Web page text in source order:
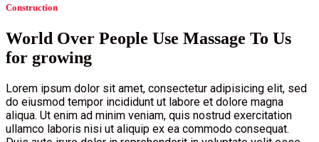
Construction
World Over People Use Massage To Us
for growing
Lorem ipsum dolor sit amet, consectetur adipisicing elit, sed
do eiusmod tempor incididunt ut labore et dolore magna
aliqua. Ut enim ad minim veniam, quis nostrud exercitation
ullamco laboris nisi ut aliquip ex ea commodo consequat.